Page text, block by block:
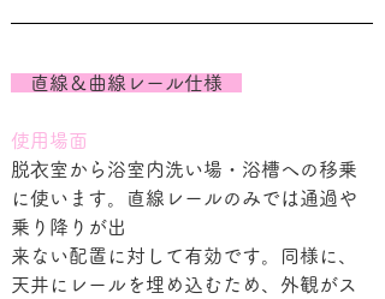
直線＆曲線レール仕様
使用場面
脱⾐室から浴室内洗い場・浴槽への移乗
に使います。直線レールのみでは通過や
乗り降りが出
来ない配置に対して有効です。同様に、
天井にレールを埋め込むため、外観がス